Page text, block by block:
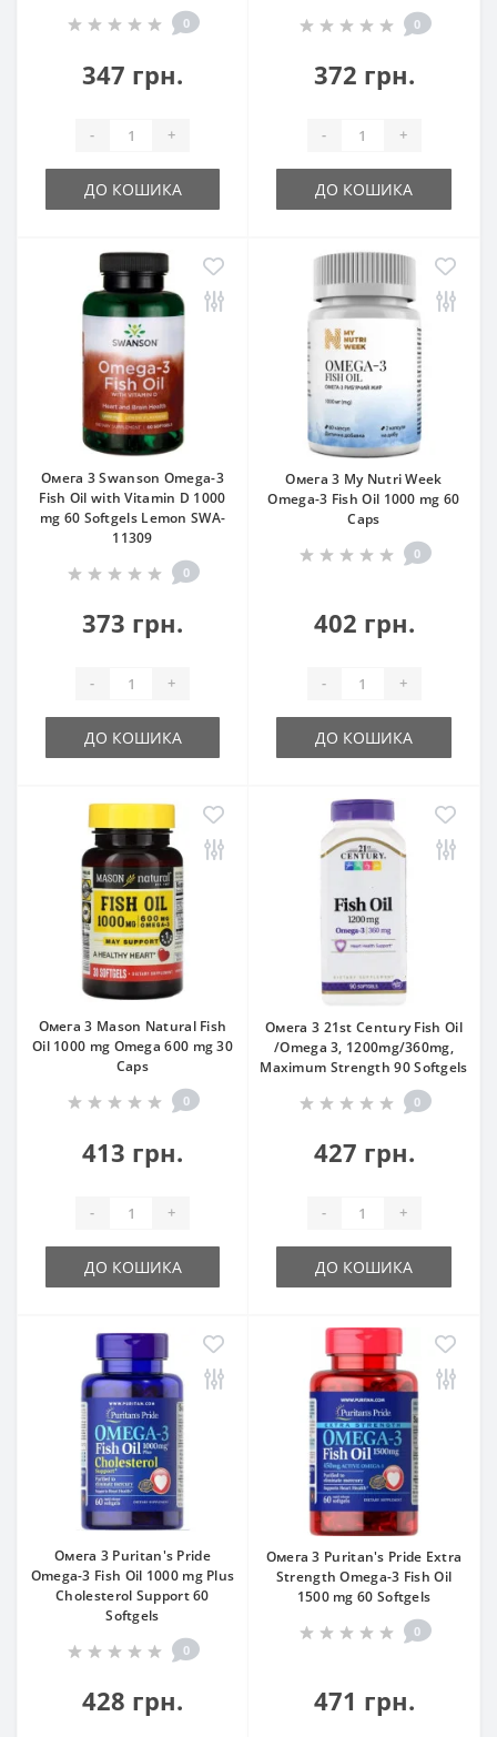
0
347 грн.
- +
ДО КОШИКА
0
372 грн.
- +
ДО КОШИКА
Омега 3 Swanson Omega-3
Fish Oil with Vitamin D 1000
mg 60 Softgels Lemon SWA-
11309
0
373 грн.
- +
ДО КОШИКА
Омега 3 My Nutri Week
Omega-3 Fish Oil 1000 mg 60
Caps
0
402 грн.
- +
ДО КОШИКА
Омега 3 Mason Natural Fish
Oil 1000 mg Omega 600 mg 30
Caps
0
413 грн.
- +
ДО КОШИКА
Омега 3 21st Century Fish Oil
/Omega 3, 1200mg/360mg,
Maximum Strength 90 Softgels
0
427 грн.
- +
ДО КОШИКА
Омега 3 Puritan's Pride
Omega-3 Fish Oil 1000 mg Plus
Cholesterol Support 60
Softgels
0
428 грн.
Омега 3 Puritan's Pride Extra
Strength Omega-3 Fish Oil
1500 mg 60 Softgels
0
471 грн.